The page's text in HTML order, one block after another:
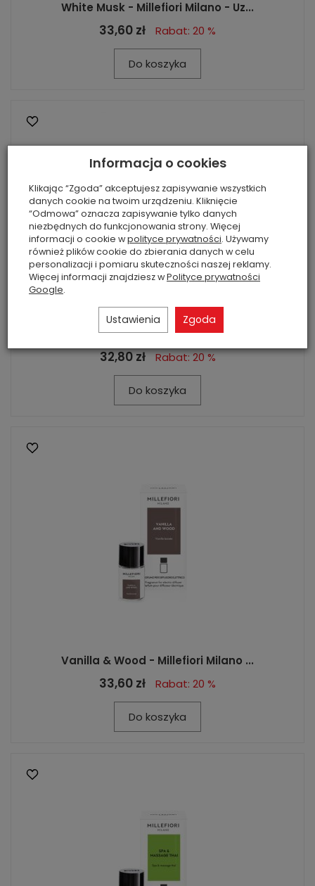
White Musk - Millefiori Milano - Uz...
33,60 zł Rabat: 20 %
Do koszyka
Vanilla & Wood- Millefiori- uzupełn...
32,80 zł Rabat: 20 %
Do koszyka
Vanilla & Wood - Millefiori Milano ...
33,60 zł Rabat: 20 %
Do koszyka
Informacja o cookies
Klikając “Zgoda” akceptujesz zapisywanie wszystkich
danych cookie na twoim urządzeniu. Kliknięcie
“Odmowa” oznacza zapisywanie tylko danych
niezbędnych do funkcjonowania strony. Więcej
informacji o cookie wpolityce prywatności. Używamy
również plików cookie do zbierania danych w celu
personalizacji i pomiaru skuteczności naszej reklamy.
Więcej informacji znajdziesz wPolityce prywatności
Google.
Ustawienia Zgoda